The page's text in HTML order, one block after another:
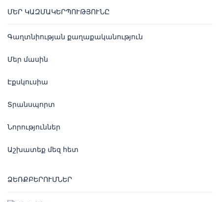
ՄԵՐ ԿԱԶՄԱԿԵՐՊՈՒԹՅՈՒՆԸ
Գաղտնիության քաղաքականություն
Մեր մասին
Էքսկուսիա
Տրանսպորտ
Նորություններ
Աշխատեք մեզ հետ
ՁԵՌՔԲԵՐՈՒՄՆԵՐ